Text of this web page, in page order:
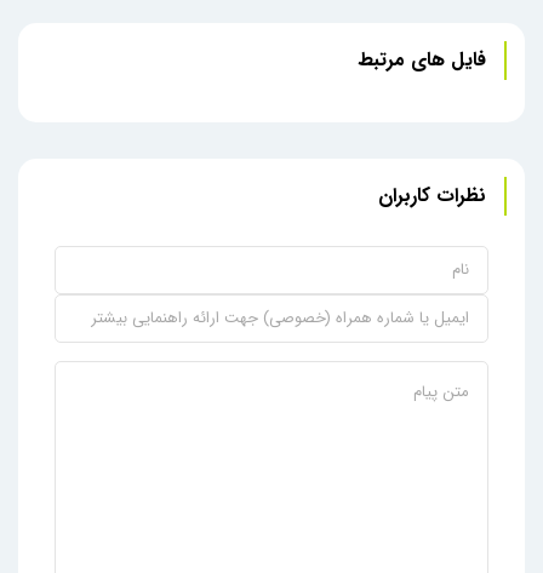
فایل های مرتبط
نظرات کاربران